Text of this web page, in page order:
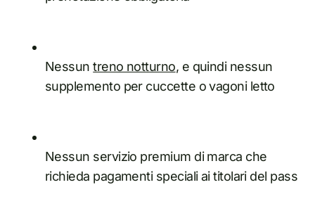
Nessuntreno notturno, e quindi nessun
supplemento per cuccette o vagoni letto
Nessun servizio premium di marca che
richieda pagamenti speciali ai titolari del pass